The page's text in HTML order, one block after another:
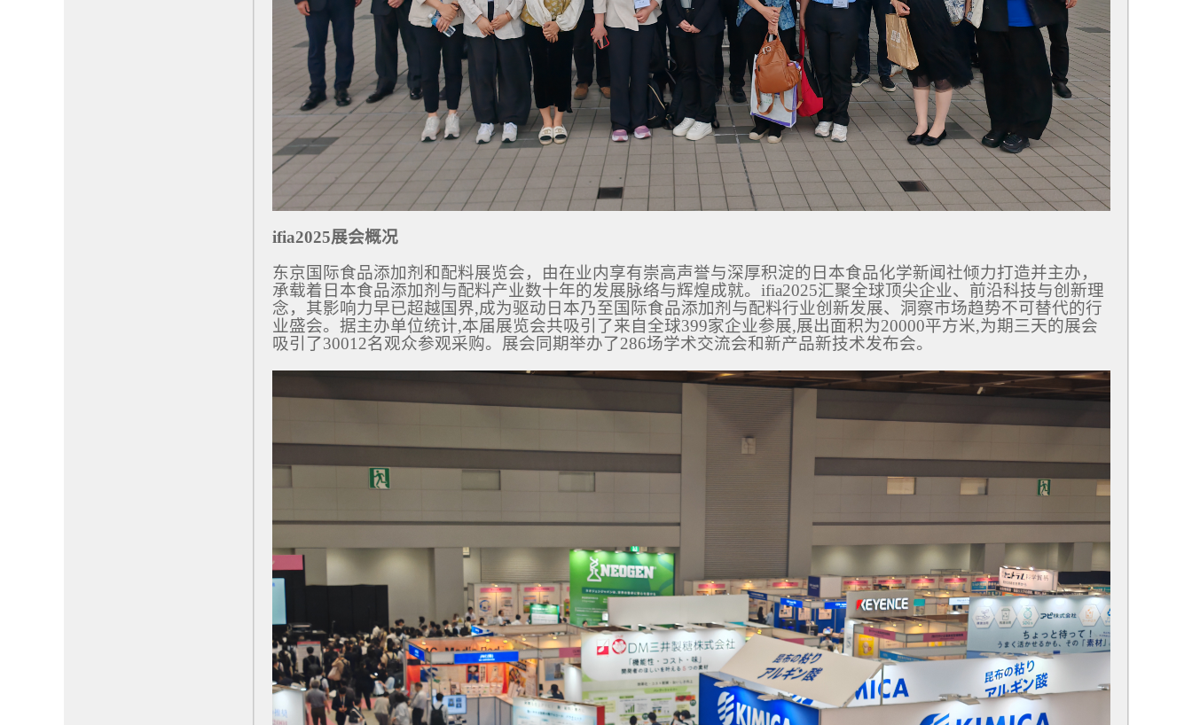
ifia2025展会概况
东京国际食品添加剂和配料展览会，由在业内享有崇高声誉与深厚积淀的日本食品化学新闻社倾力打造并主办，
承载着日本食品添加剂与配料产业数十年的发展脉络与辉煌成就。ifia2025汇聚全球顶尖企业、前沿科技与创新理
念，其影响力早已超越国界,成为驱动日本乃至国际食品添加剂与配料行业创新发展、洞察市场趋势不可替代的行
业盛会。据主办单位统计,本届展览会共吸引了来自全球399家企业参展,展出面积为20000平方米,为期三天的展会
吸引了30012名观众参观采购。展会同期举办了286场学术交流会和新产品新技术发布会。